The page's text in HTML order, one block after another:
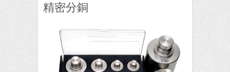
精密分銅